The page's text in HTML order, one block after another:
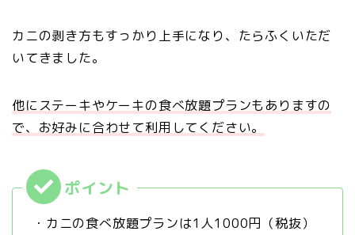
カニの剥き方もすっかり上手になり、たらふくいただ
いてきました。
他にステーキやケーキの食べ放題プランもありますの
で、お好みに合わせて利用してください。
・カニの食べ放題プランは1人1000円（税抜）